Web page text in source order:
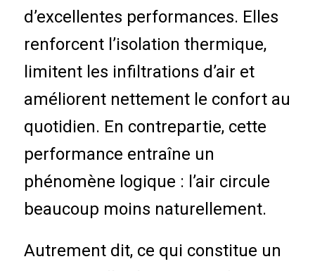
d’excellentes performances. Elles
renforcent l’isolation thermique,
limitent les infiltrations d’air et
améliorent nettement le confort au
quotidien. En contrepartie, cette
performance entraîne un
phénomène logique : l’air circule
beaucoup moins naturellement.
Autrement dit, ce qui constitue un